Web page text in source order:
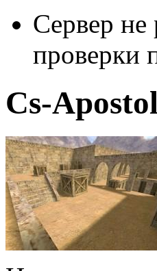
Сервер не
проверки
Cs-